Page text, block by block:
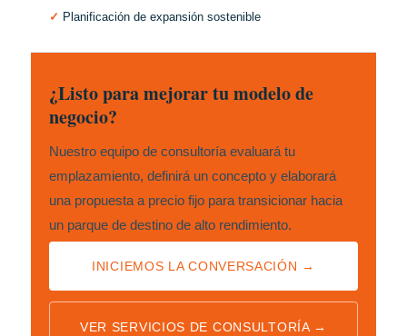
✓ Planificación de expansión sostenible
¿Listo para mejorar tu modelo de
negocio?
Nuestro equipo de consultoría evaluará tu
emplazamiento, definirá un concepto y elaborará
una propuesta a precio fijo para transicionar hacia
un parque de destino de alto rendimiento.
INICIEMOS LA CONVERSACIÓN →
VER SERVICIOS DE CONSULTORÍA →